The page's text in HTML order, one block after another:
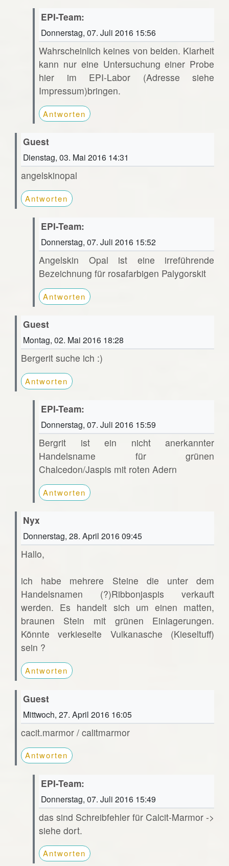
EPI-Team:
Donnerstag, 07. Juli 2016 15:56
Wahrscheinlich keines von beiden. Klarheit
kann nur eine Untersuchung einer Probe
hier im EPI-Labor (Adresse siehe
Impressum)bringen.
Antworten
Guest
Dienstag, 03. Mai 2016 14:31
angelskinopal
Antworten
EPI-Team:
Donnerstag, 07. Juli 2016 15:52
Angelskin Opal ist eine irreführende
Bezeichnung für rosafarbigen Palygorskit
Antworten
Guest
Montag, 02. Mai 2016 18:28
Bergerit suche ich :)
Antworten
EPI-Team:
Donnerstag, 07. Juli 2016 15:59
Bergrit ist ein nicht anerkannter
Handelsname für grünen
Chalcedon/Jaspis mit roten Adern
Antworten
Nyx
Donnerstag, 28. April 2016 09:45
Hallo,
ich habe mehrere Steine die unter dem
Handelsnamen (?)Ribbonjaspis verkauft
werden. Es handelt sich um einen matten,
braunen Stein mit grünen Einlagerungen.
Könnte verkieselte Vulkanasche (Kieseltuff)
sein ?
Antworten
Guest
Mittwoch, 27. April 2016 16:05
cacit.marmor / calitmarmor
Antworten
EPI-Team:
Donnerstag, 07. Juli 2016 15:49
das sind Schreibfehler für Calcit-Marmor ->
siehe dort.
Antworten